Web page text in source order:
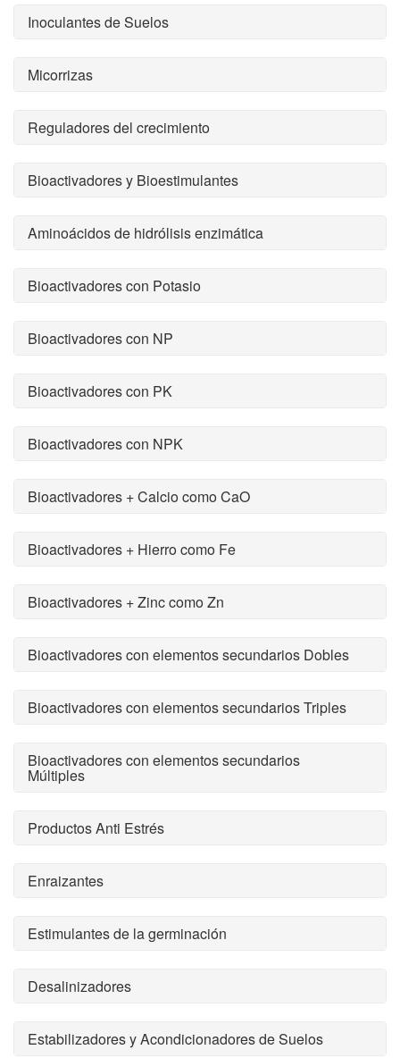
Inoculantes de Suelos
Micorrizas
Reguladores del crecimiento
Bioactivadores y Bioestimulantes
Aminoácidos de hidrólisis enzimática
Bioactivadores con Potasio
Bioactivadores con NP
Bioactivadores con PK
Bioactivadores con NPK
Bioactivadores + Calcio como CaO
Bioactivadores + Hierro como Fe
Bioactivadores + Zinc como Zn
Bioactivadores con elementos secundarios Dobles
Bioactivadores con elementos secundarios Triples
Bioactivadores con elementos secundarios
Múltiples
Productos Anti Estrés
Enraizantes
Estimulantes de la germinación
Desalinizadores
Estabilizadores y Acondicionadores de Suelos